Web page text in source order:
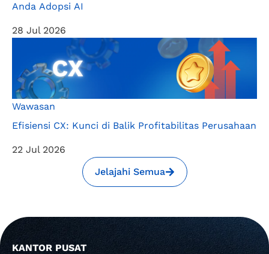
Jelajahi Semua
Anda Adopsi AI
28 Jul 2026
Wawasan
Efisiensi CX: Kunci di Balik Profitabilitas Perusahaan
22 Jul 2026
KANTOR PUSAT